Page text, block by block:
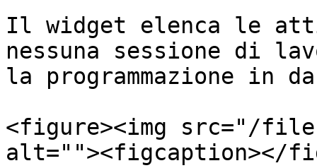
Il widget elenca le
nessuna sessione di
la programmazione in
<figure><img src="/files/
alt=""><figcaption></